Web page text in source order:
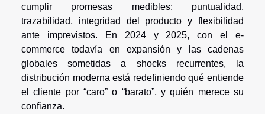
cumplir promesas medibles: puntualidad,
trazabilidad, integridad del producto y flexibilidad
ante imprevistos. En 2024 y 2025, con el e-
commerce todavía en expansión y las cadenas
globales sometidas a shocks recurrentes, la
distribución moderna está redefiniendo qué entiende
el cliente por “caro” o “barato”, y quién merece su
confianza.